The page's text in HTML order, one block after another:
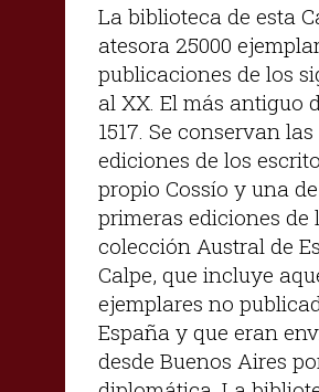
La biblioteca de esta
atesora 25000
publicaciones de los
al XX. El más antiguo
1517. Se conservan las
ediciones de los
propio Cossío y una
primeras ediciones de
colección Austral de
Calpe, que incluye
ejemplares no
España y que eran
desde Buenos Aires